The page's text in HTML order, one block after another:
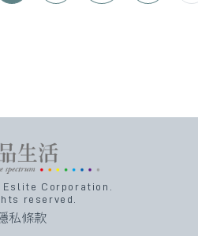
Corporation.
reserved.
私條款